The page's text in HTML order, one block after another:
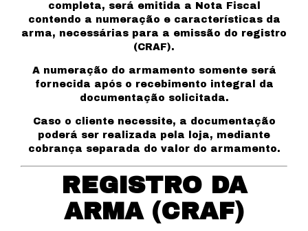
completa, será emitida a Nota Fiscal
contendo a numeração e características da
arma, necessárias para a emissão do registro
(CRAF).
A numeração do armamento somente será
fornecida após o recebimento integral da
documentação solicitada.
Caso o cliente necessite, a documentação
poderá ser realizada pela loja, mediante
cobrança separada do valor do armamento.
REGISTRO DA
ARMA (CRAF)